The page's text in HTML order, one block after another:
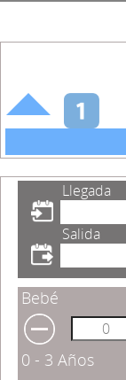
Llegada
Salida
Bebé
0 - 3 Años